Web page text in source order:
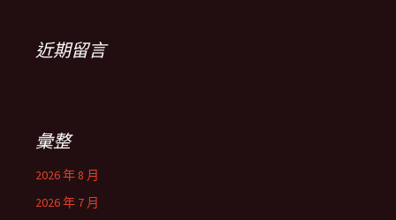
近期留言
彙整
2026 年 8 月
2026 年 7 月